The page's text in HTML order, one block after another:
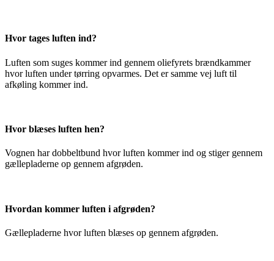
Hvor tages luften ind?
Luften som suges kommer ind gennem oliefyrets brændkammer
hvor luften under tørring opvarmes. Det er samme vej luft til
afkøling kommer ind.
Hvor blæses luften hen?
Vognen har dobbeltbund hvor luften kommer ind og stiger gennem
gællepladerne op gennem afgrøden.
Hvordan kommer luften i afgrøden?
Gællepladerne hvor luften blæses op gennem afgrøden.